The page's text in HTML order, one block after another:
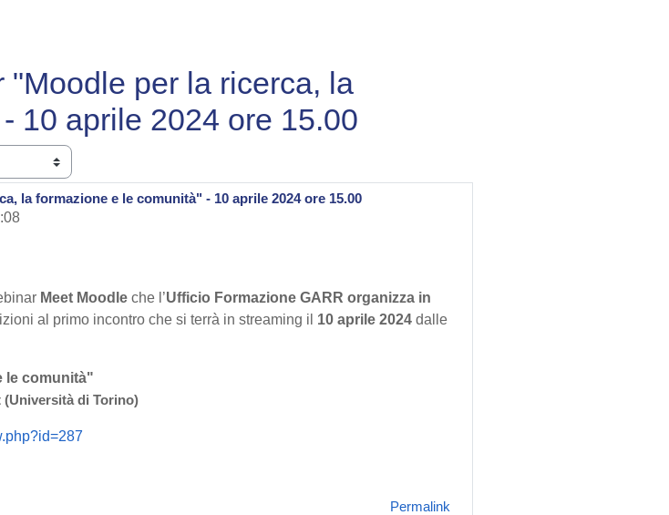
per la ricerca, la
10 aprile 2024 ore 15.00
la formazione e le comunità" - 10 aprile 2024 ore 15.00
Meet Moodle che l’Ufficio Formazione GARR organizza in
al primo incontro che si terrà in streaming il 10 aprile 2024 dalle
le comunità"
(Università di Torino)
Permalink